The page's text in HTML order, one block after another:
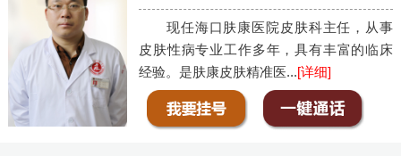
现任海口肤康医院皮肤科主任，从事
皮肤性病专业工作多年，具有丰富的临床
经验。是肤康皮肤精准医...[详细]